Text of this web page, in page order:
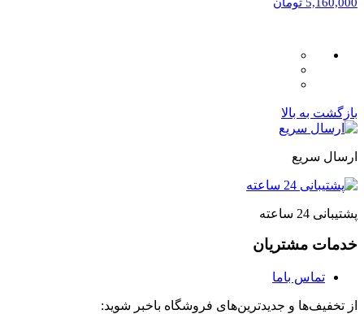
بازگشت به بالا
ارسال سریع
پشتیبانی 24 ساعته
خدمات مشتریان
تماس باما
از تخفیف‌ها و جدیدترین‌های فروشگاه باخبر شوید: